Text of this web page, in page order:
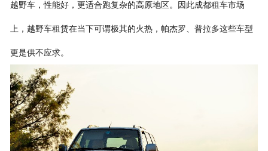
越野车，性能好，更适合跑复杂的高原地区。因此成都租车市场
上，越野车租赁在当下可谓极其的火热，帕杰罗、普拉多这些车型
更是供不应求。